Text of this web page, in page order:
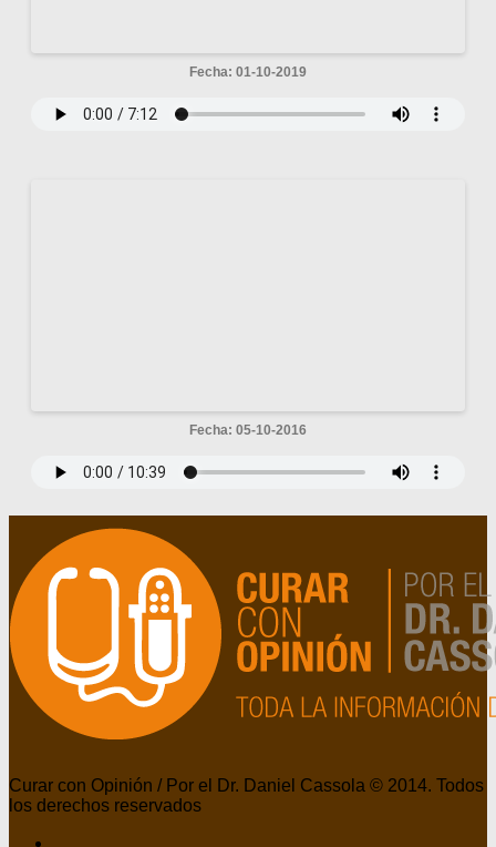
Fecha: 01-10-2019
Fecha: 05-10-2016
Curar con Opinión / Por el Dr. Daniel Cassola © 2014. Todos
los derechos reservados